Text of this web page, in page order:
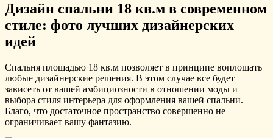
Дизайн спальни 18 кв.м в современном
стиле: фото лучших дизайнерских
идей
Спальня площадью 18 кв.м позволяет в принципе воплощать
любые дизайнерские решения. В этом случае все будет
зависеть от вашей амбициозности в отношении моды и
выбора стиля интерьера для оформления вашей спальни.
Благо, что достаточное пространство совершенно не
ограничивает вашу фантазию.